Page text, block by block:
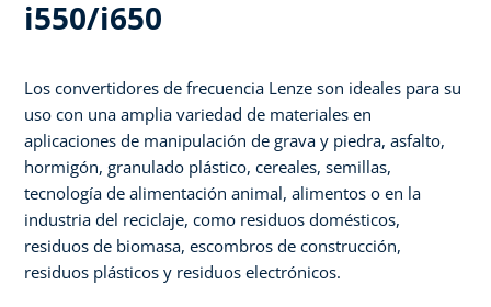
i550/i650
Los convertidores de frecuencia Lenze son ideales para su
uso con una amplia variedad de materiales en
aplicaciones de manipulación de grava y piedra, asfalto,
hormigón, granulado plástico, cereales, semillas,
tecnología de alimentación animal, alimentos o en la
industria del reciclaje, como residuos domésticos,
residuos de biomasa, escombros de construcción,
residuos plásticos y residuos electrónicos.